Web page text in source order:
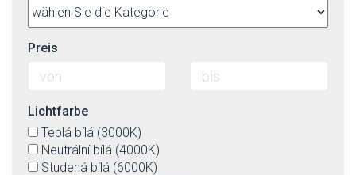
Preis
Lichtfarbe
Teplá bílá (3000K)
Neutrální bílá (4000K)
Studená bílá (6000K)